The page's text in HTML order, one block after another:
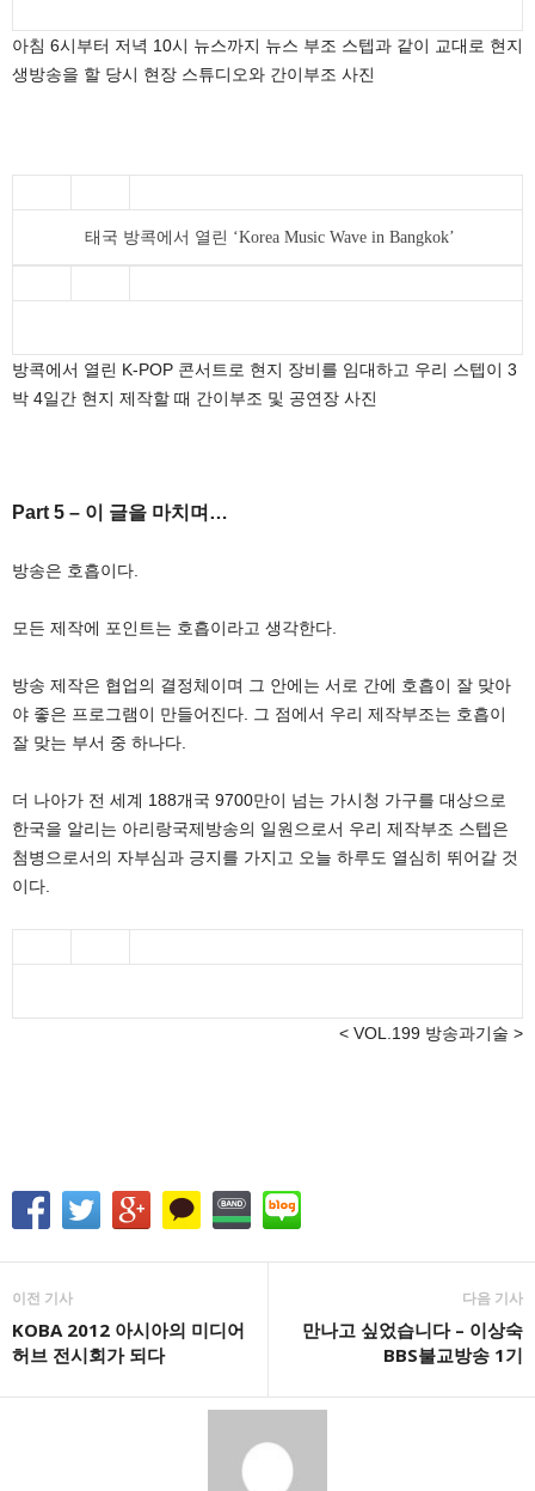
아침 6시부터 저녁 10시 뉴스까지 뉴스 부조 스텝과 같이 교대로 현지
생방송을 할 당시 현장 스튜디오와 간이부조 사진
태국 방콕에서 열린 ‘Korea Music Wave in Bangkok’
방콕에서 열린 K-POP 콘서트로 현지 장비를 임대하고 우리 스텝이 3
박 4일간 현지 제작할 때 간이부조 및 공연장 사진
Part 5 – 이 글을 마치며…
방송은 호흡이다.
모든 제작에 포인트는 호흡이라고 생각한다.
방송 제작은 협업의 결정체이며 그 안에는 서로 간에 호흡이 잘 맞아
야 좋은 프로그램이 만들어진다. 그 점에서 우리 제작부조는 호흡이
잘 맞는 부서 중 하나다.
더 나아가 전 세계 188개국 9700만이 넘는 가시청 가구를 대상으로
한국을 알리는 아리랑국제방송의 일원으로서 우리 제작부조 스텝은
첨병으로서의 자부심과 긍지를 가지고 오늘 하루도 열심히 뛰어갈 것
이다.
< VOL.199 방송과기술 >
이전 기사
KOBA 2012 아시아의 미디어
허브 전시회가 되다
다음 기사
만나고 싶었습니다 – 이상숙
BBS불교방송 1기